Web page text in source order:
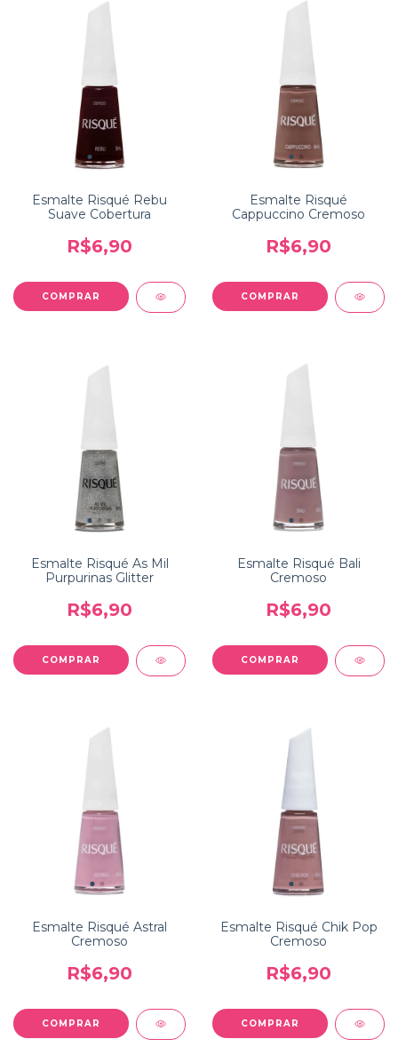
Esmalte Risqué Rebu
Suave Cobertura
R$6,90
Esmalte Risqué
Cappuccino Cremoso
R$6,90
Esmalte Risqué As Mil
Purpurinas Glitter
R$6,90
Esmalte Risqué Bali
Cremoso
R$6,90
Esmalte Risqué Astral
Cremoso
R$6,90
Esmalte Risqué Chik Pop
Cremoso
R$6,90